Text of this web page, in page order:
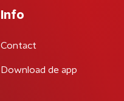
Info
Contact
Download de app